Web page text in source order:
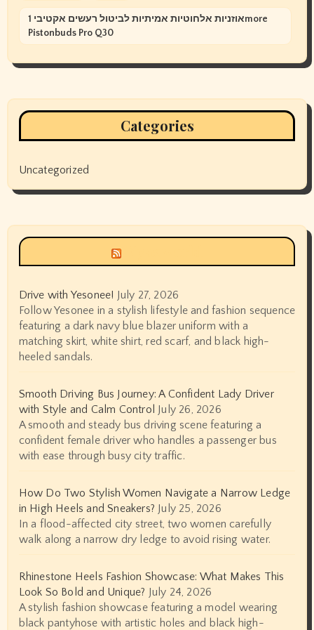
אוזניות אלחוטיות אמיתיות לביטול רעשים אקטיבי 1more
Pistonbuds Pro Q30
Categories
Uncategorized
Drive with Yesonee! July 27, 2026
Follow Yesonee in a stylish lifestyle and fashion sequence
featuring a dark navy blue blazer uniform with a
matching skirt, white shirt, red scarf, and black high-
heeled sandals.
Smooth Driving Bus Journey: A Confident Lady Driver
with Style and Calm Control July 26, 2026
A smooth and steady bus driving scene featuring a
confident female driver who handles a passenger bus
with ease through busy city traffic.
How Do Two Stylish Women Navigate a Narrow Ledge
in High Heels and Sneakers? July 25, 2026
In a flood-affected city street, two women carefully
walk along a narrow dry ledge to avoid rising water.
Rhinestone Heels Fashion Showcase: What Makes This
Look So Bold and Unique? July 24, 2026
A stylish fashion showcase featuring a model wearing
black pantyhose with artistic holes and black high-